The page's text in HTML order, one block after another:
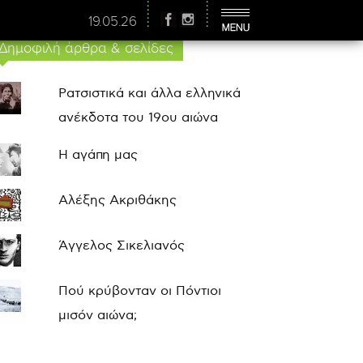
19.05.26
άρθρα & σελίδες
Ρατσιστικά και άλλα ελληνικά
ανέκδοτα του 19ου αιώνα
Η αγάπη μας
Αλέξης Ακριθάκης
Άγγελος Σικελιανός
Πού κρύβονταν οι Πόντιοι
μισόν αιώνα;